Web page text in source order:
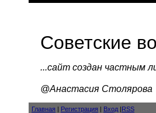
Советские
...cайт создан частным
@Анастасия Столярова
Главная | Регистрация | Вход |RSS